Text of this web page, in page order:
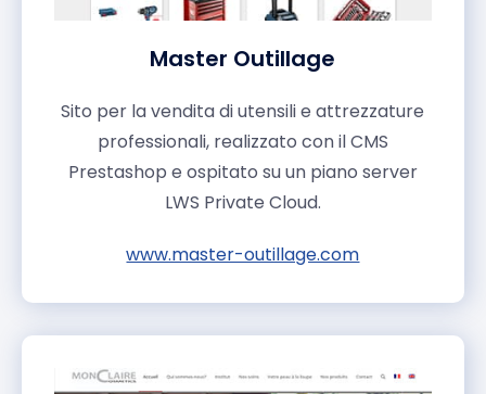
Master Outillage
Sito per la vendita di utensili e attrezzature
professionali, realizzato con il CMS
Prestashop e ospitato su un piano server
LWS Private Cloud.
www.master-outillage.com